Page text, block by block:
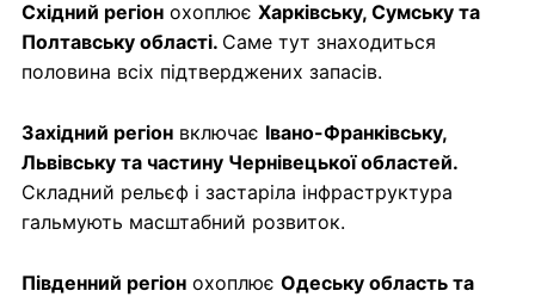
Східний регіон охоплює Харківську, Сумську та
Полтавську області. Саме тут знаходиться
половина всіх підтверджених запасів.
Західний регіон включає Івано-Франківську,
Львівську та частину Чернівецької областей.
Складний рельєф і застаріла інфраструктура
гальмують масштабний розвиток.
Південний регіон охоплює Одеську область та